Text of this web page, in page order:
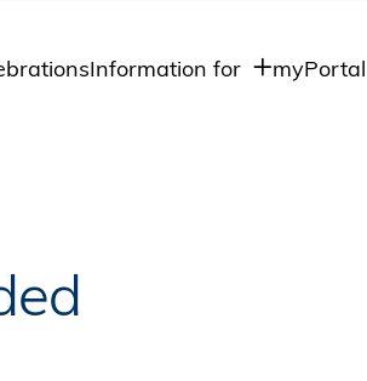
Information for myPortal